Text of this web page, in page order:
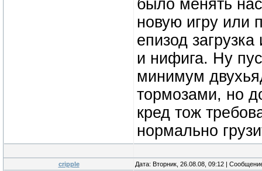
было менять
новую игру или
епизод
и нифига. Ну
минимум
тормозами, но
кред тож
нормально
cripple Дата: Вторник, 26.08.08, 09:12 |